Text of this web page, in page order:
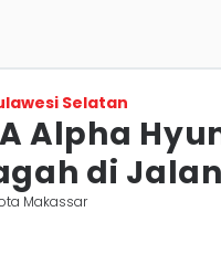
Selatan
Alpha
di
Makassar